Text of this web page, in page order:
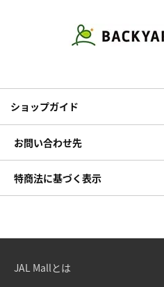
ショップガイド
お問い合わせ先
特商法に基づく表示
JAL Mallとは